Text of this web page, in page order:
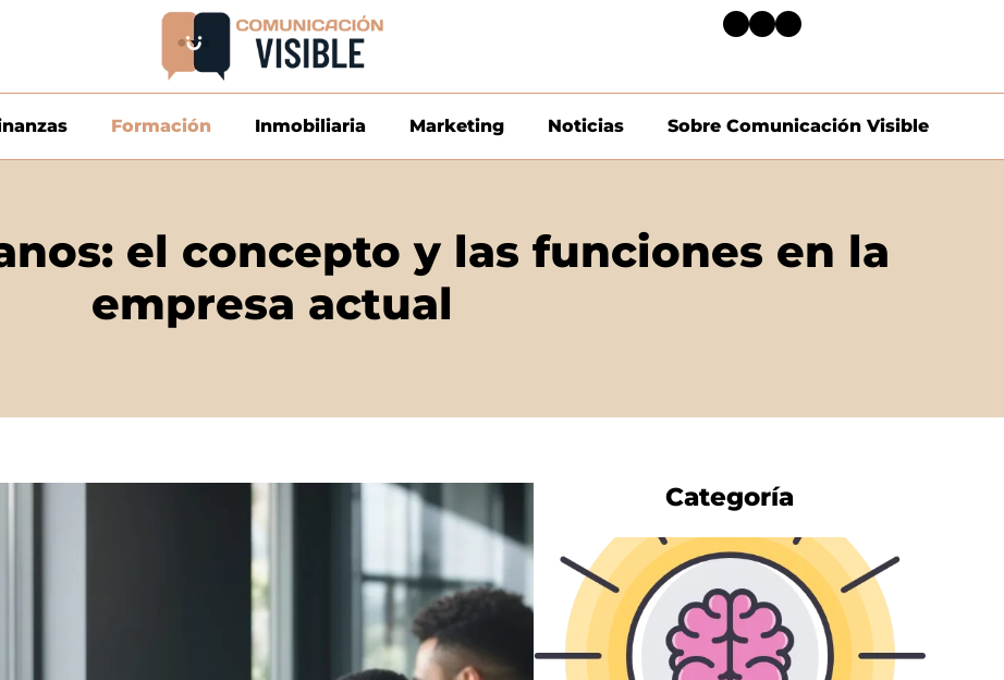
Formación Inmobiliaria Marketing Noticias Sobre Comunicación Visible
el concepto y las funciones en la
empresa actual
Categoría